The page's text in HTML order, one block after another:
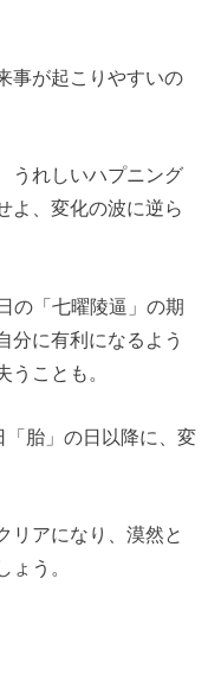
事が起こりやすいの
うれしいハプニング
よ、変化の波に逆ら
の「七曜陵逼」の期
分に有利になるよう
うことも。
胎」の日以降に、変
リアになり、漠然と
ょう。